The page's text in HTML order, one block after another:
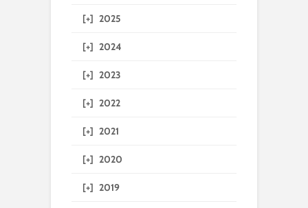
[+] 2025
[+] 2024
[+] 2023
[+] 2022
[+] 2021
[+] 2020
[+] 2019